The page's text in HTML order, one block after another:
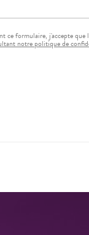
ce formulaire, j'accepte
notre politique de